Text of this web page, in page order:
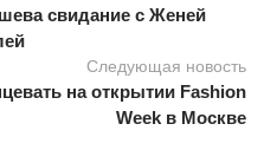
свидание с Женей
Следующая новость
на открытии Fashion
Week в Москве